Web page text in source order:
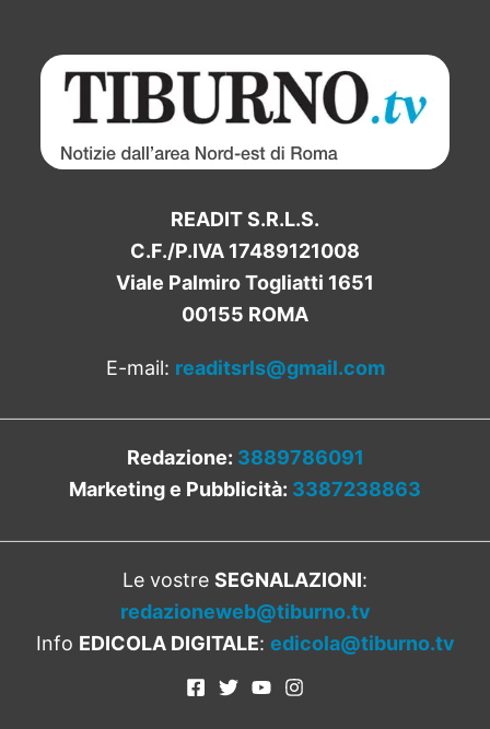
READIT S.R.L.S.
C.F./P.IVA 17489121008
Viale Palmiro Togliatti 1651
00155 ROMA
E-mail: readitsrls@gmail.com
Redazione: 3889786091
Marketing e Pubblicità: 3387238863
Le vostre SEGNALAZIONI:
redazioneweb@tiburno.tv
Info EDICOLA DIGITALE: edicola@tiburno.tv